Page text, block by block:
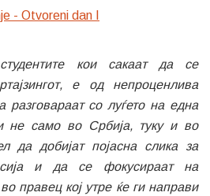
кои сакаат да се
е од непроценлива
разговараат со луѓето на една
не само во Србија, туку и во
да добијат појасна слика за
и да се фокусираат на
правец кој утре ќе ги направи